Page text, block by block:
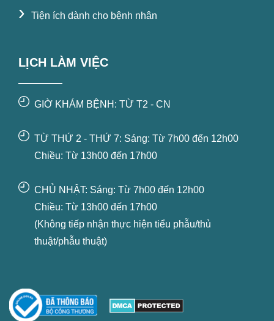
› Tiện ích dành cho bệnh nhân
LỊCH LÀM VIỆC
GIỜ KHÁM BỆNH: TỪ T2 - CN
TỪ THỨ 2 - THỨ 7: Sáng: Từ 7h00 đến 12h00
Chiều: Từ 13h00 đến 17h00
CHỦ NHẬT: Sáng: Từ 7h00 đến 12h00
Chiều: Từ 13h00 đến 17h00
(Không tiếp nhận thực hiện tiểu phẫu/thủ
thuật/phẫu thuật)